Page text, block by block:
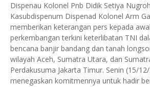
Dispenau Kolonel Pnb Didik Setiya
Kasubdispenum Dispenad Kolonel Arm
memberikan keterangan pers kepada
perkembangan terkini keterlibatan TNI
bencana banjir bandang dan tanah
wilayah Aceh, Sumatra Utara, dan
Perdakusuma Jakarta Timur. Senin (15/
menegaskan komitmennya untuk hadir